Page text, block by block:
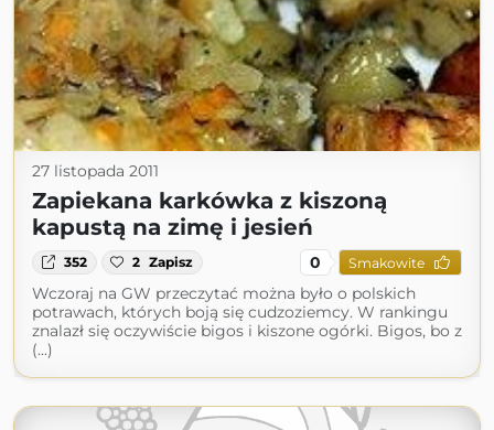
27 listopada 2011
Zapiekana karkówka z kiszoną
kapustą na zimę i jesień
352 2 Zapisz 0 Smakowite
Wczoraj na GW przeczytać można było o polskich
potrawach, których boją się cudzoziemcy. W rankingu
znalazł się oczywiście bigos i kiszone ogórki. Bigos, bo z
(...)